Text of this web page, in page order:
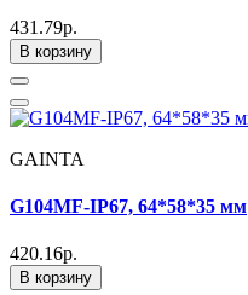
431.79р.
В корзину
GAINTA
G104MF-IP67, 64*58*35 мм
420.16р.
В корзину